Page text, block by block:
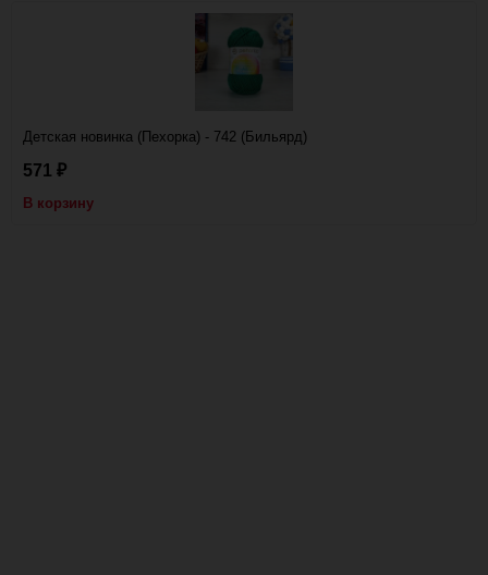
Детская новинка (Пехорка) - 742 (Бильярд)
571 ₽
В корзину